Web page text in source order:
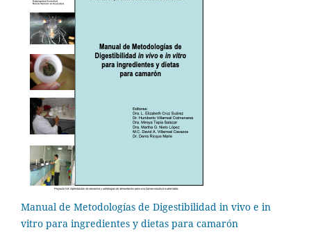
Manual de Metodologías de Digestibilidad in vivo e in
vitro para ingredientes y dietas para camarón